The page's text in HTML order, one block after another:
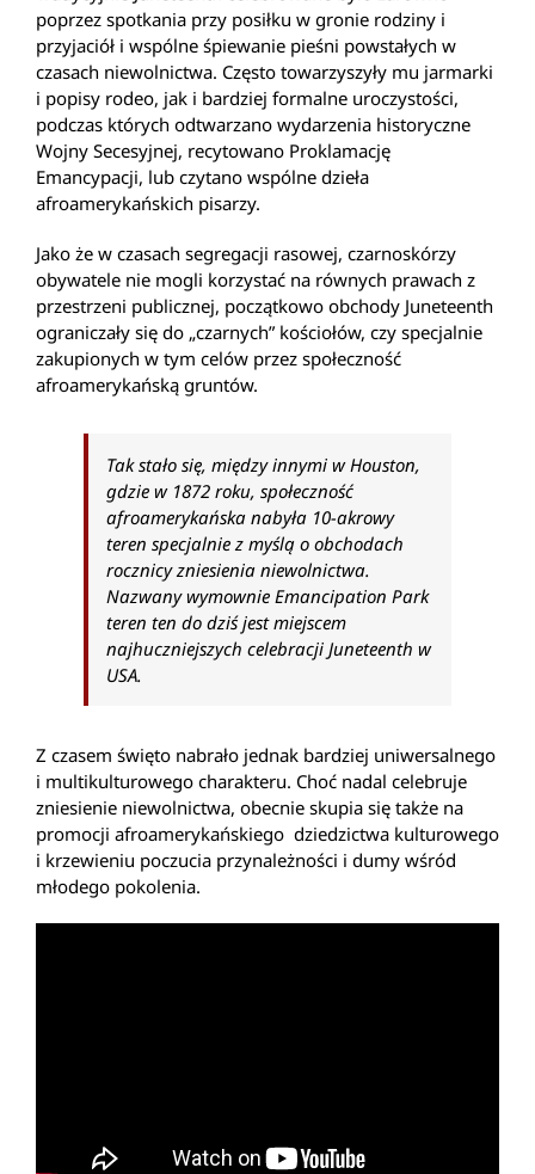
poprzez spotkania przy posiłku w gronie rodziny i
przyjaciół i wspólne śpiewanie pieśni powstałych w
czasach niewolnictwa. Często towarzyszyły mu jarmarki
i popisy rodeo, jak i bardziej formalne uroczystości,
podczas których odtwarzano wydarzenia historyczne
Wojny Secesyjnej, recytowano Proklamację
Emancypacji, lub czytano wspólne dzieła
afroamerykańskich pisarzy.
Jako że w czasach segregacji rasowej, czarnoskórzy
obywatele nie mogli korzystać na równych prawach z
przestrzeni publicznej, początkowo obchody Juneteenth
ograniczały się do „czarnych” kościołów, czy specjalnie
zakupionych w tym celów przez społeczność
afroamerykańską gruntów.
Tak stało się, między innymi w Houston,
gdzie w 1872 roku, społeczność
afroamerykańska nabyła 10-akrowy
teren specjalnie z myślą o obchodach
rocznicy zniesienia niewolnictwa.
Nazwany wymownie Emancipation Park
teren ten do dziś jest miejscem
najhuczniejszych celebracji Juneteenth w
USA.
Z czasem święto nabrało jednak bardziej uniwersalnego
i multikulturowego charakteru. Choć nadal celebruje
zniesienie niewolnictwa, obecnie skupia się także na
promocji afroamerykańskiego dziedzictwa kulturowego
i krzewieniu poczucia przynależności i dumy wśród
młodego pokolenia.